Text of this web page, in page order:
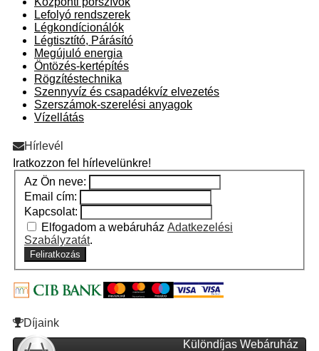
Lefolyó rendszerek
Légkondícionálók
Légtisztító, Párásító
Megújuló energia
Öntözés-kertépítés
Rögzítéstechnika
Szennyvíz és csapadékvíz elvezetés
Szerszámok-szerelési anyagok
Vízellátás
Hírlevél
Iratkozzon fel hírlevelünkre!
Az Ön neve:
Email cím:
Kapcsolat:
Elfogadom a webáruház Adatkezelési
Szabályzatát.
Feliratkozás
Díjaink
Különdíjas Webáruház